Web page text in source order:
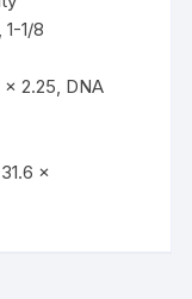
1/8
2.25, DNA
x